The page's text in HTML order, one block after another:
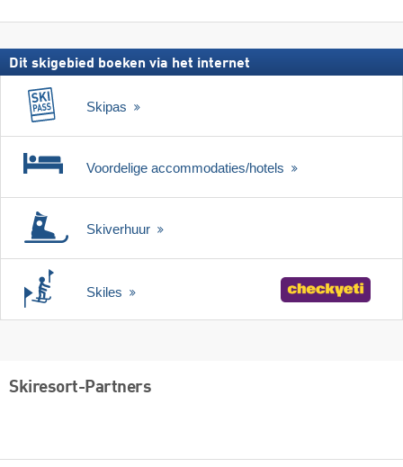
Dit skigebied boeken via het internet
Skipas
Voordelige accommodaties/hotels
Skiverhuur
Skiles
Skiresort-Partners